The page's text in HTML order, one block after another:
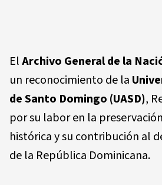
ElArchivo General de la
un reconocimiento de la
de Santo Domingo (UASD),
por su labor en la
histórica y su contribución al
de la República Dominicana.